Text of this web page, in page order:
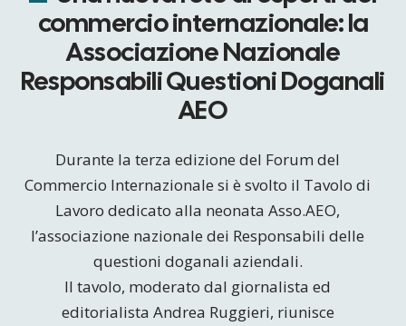
commercio internazionale: la
Associazione Nazionale
Responsabili Questioni Doganali
AEO
Durante la terza edizione del Forum del
Commercio Internazionale si è svolto il Tavolo di
Lavoro dedicato alla neonata Asso.AEO,
l’associazione nazionale dei Responsabili delle
questioni doganali aziendali.
Il tavolo, moderato dal giornalista ed
editorialista Andrea Ruggieri, riunisce